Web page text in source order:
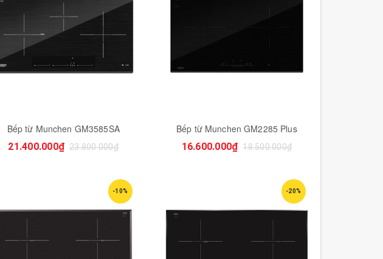
Bếp từ Munchen GM3585SA
21.400.000₫ 23.800.000₫
Bếp từ Munchen GM2285 Plus
16.600.000₫ 18.500.000₫
-10% -20%